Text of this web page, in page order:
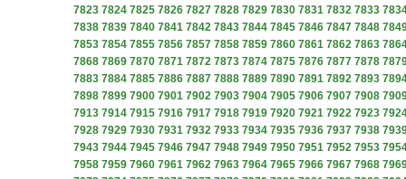
7823 7824 7825 7826 7827 7828 7829 7830 7831 7832 7833
7838 7839 7840 7841 7842 7843 7844 7845 7846 7847 7848
7853 7854 7855 7856 7857 7858 7859 7860 7861 7862 7863
7868 7869 7870 7871 7872 7873 7874 7875 7876 7877 7878
7883 7884 7885 7886 7887 7888 7889 7890 7891 7892 7893
7898 7899 7900 7901 7902 7903 7904 7905 7906 7907 7908
7913 7914 7915 7916 7917 7918 7919 7920 7921 7922 7923
7928 7929 7930 7931 7932 7933 7934 7935 7936 7937 7938
7943 7944 7945 7946 7947 7948 7949 7950 7951 7952 7953
7958 7959 7960 7961 7962 7963 7964 7965 7966 7967 7968